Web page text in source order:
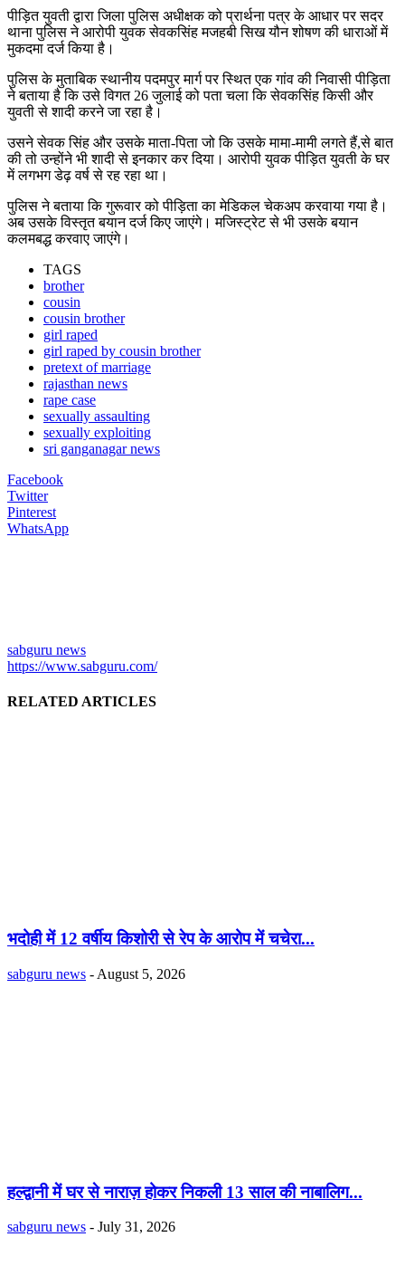
पीड़ित युवती द्वारा जिला पुलिस अधीक्षक को प्रार्थना पत्र के आधार पर सदर
थाना पुलिस ने आरोपी युवक सेवकसिंह मजहबी सिख यौन शोषण की धाराओं में
मुकदमा दर्ज किया है।
पुलिस के मुताबिक स्थानीय पदमपुर मार्ग पर स्थित एक गांव की निवासी पीड़िता
ने बताया है कि उसे विगत 26 जुलाई को पता चला कि सेवकसिंह किसी और
युवती से शादी करने जा रहा है।
उसने सेवक सिंह और उसके माता-पिता जो कि उसके मामा-मामी लगते हैं,से बात
की तो उन्होंने भी शादी से इनकार कर दिया। आरोपी युवक पीड़ित युवती के घर
में लगभग डेढ़ वर्ष से रह रहा था।
पुलिस ने बताया कि गुरूवार को पीड़िता का मेडिकल चेकअप करवाया गया है।
अब उसके विस्तृत बयान दर्ज किए जाएंगे। मजिस्ट्रेट से भी उसके बयान
कलमबद्ध करवाए जाएंगे।
TAGS
brother
cousin
cousin brother
girl raped
girl raped by cousin brother
pretext of marriage
rajasthan news
rape case
sexually assaulting
sexually exploiting
sri ganganagar news
Facebook
Twitter
Pinterest
WhatsApp
sabguru news
https://www.sabguru.com/
RELATED ARTICLES
भदोही में 12 वर्षीय किशोरी से रेप के आरोप में चचेरा...
sabguru news - August 5, 2026
हल्द्वानी में घर से नाराज़ होकर निकली 13 साल की नाबालिग...
sabguru news - July 31, 2026